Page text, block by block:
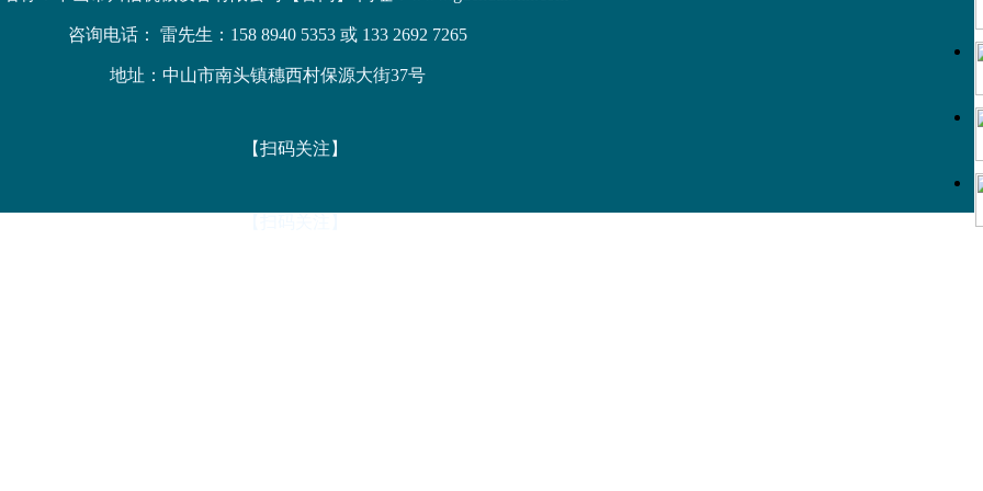
咨询电话： 雷先生：158 8940 5353 或 133 2692 7265
地址：中山市南头镇穗西村保源大街37号
【扫码关注】